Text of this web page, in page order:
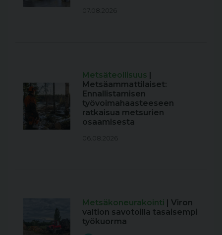
07.08.2026
Metsäteollisuus
Metsäammattilaiset:
Ennallistamisen
työvoimahaasteeseen
ratkaisua metsurien
osaamisesta
06.08.2026
Metsäkoneurakointi
| Viron
valtion savotoilla tasaisempi
työkuorma